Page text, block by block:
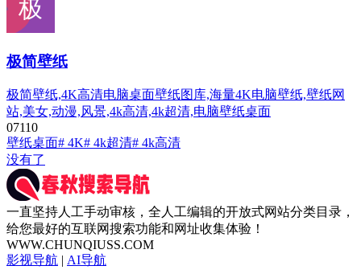
极简壁纸
极简壁纸,4K高清电脑桌面壁纸图库,海量4K电脑壁纸,壁纸网
站,美女,动漫,风景,4k高清,4k超清,电脑壁纸桌面
07110
壁纸桌面# 4K# 4k超清# 4k高清
没有了
一直坚持人工手动审核，全人工编辑的开放式网站分类目录，
给您最好的互联网搜索功能和网址收集体验！
WWW.CHUNQIUSS.COM
影视导航 | AI导航